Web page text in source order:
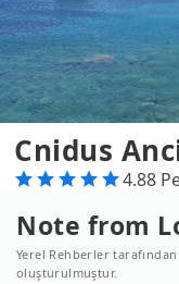
Cnidus
4.88
Note from
Yerel Rehberler
oluşturulmuştur.